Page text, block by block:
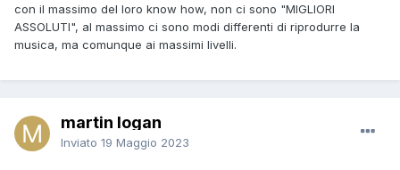
con il massimo del loro know how, non ci sono "MIGLIORI
ASSOLUTI", al massimo ci sono modi differenti di riprodurre la
musica, ma comunque ai massimi livelli.
martin logan
Inviato 19 Maggio 2023